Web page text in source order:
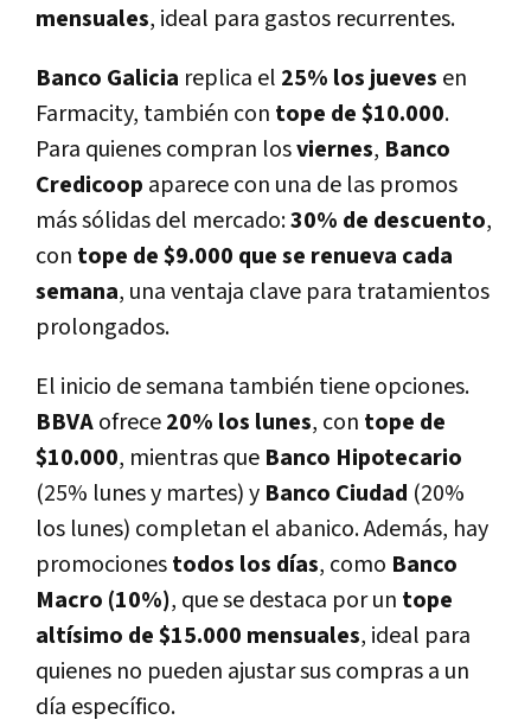
mensuales, ideal para gastos recurrentes.
Banco Galicia replica el 25% los jueves en
Farmacity, también con tope de $10.000.
Para quienes compran losviernes, Banco
Credicoop aparece con una de las promos
más sólidas del mercado:30% de descuento,
con tope de $9.000 que se renueva cada
semana, una ventaja clave para tratamientos
prolongados.
El inicio de semana también tiene opciones.
BBVAofrece20% los lunes, con tope de
$10.000, mientras que Banco Hipotecario
(25% lunes y martes) y Banco Ciudad (20%
los lunes) completan el abanico. Además, hay
promocionestodos los días, como Banco
Macro (10%), que se destaca por un tope
altísimo de $15.000 mensuales, ideal para
quienes no pueden ajustar sus compras a un
día específico.